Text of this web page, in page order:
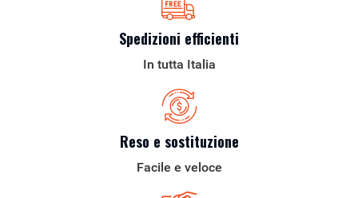
Spedizioni efficienti
In tutta Italia
Reso e sostituzione
Facile e veloce